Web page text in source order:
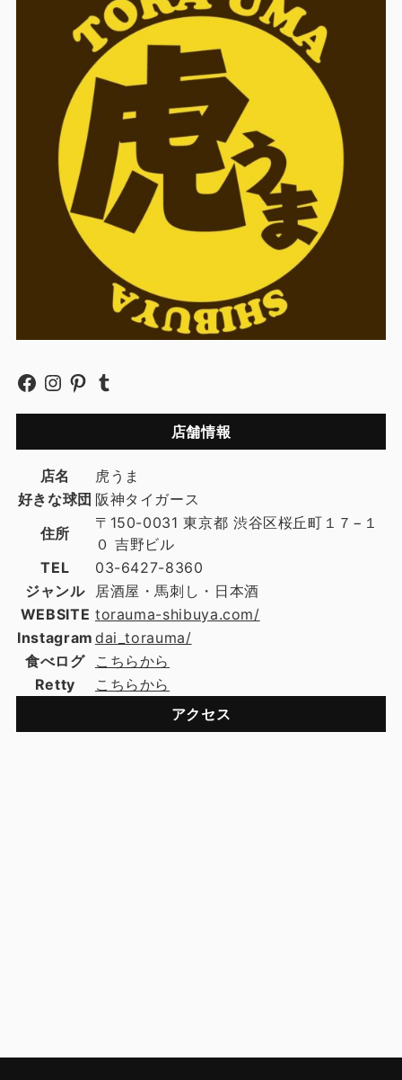
店舗情報
店名
虎うま
好きな球団 阪神タイガース
住所
〒150-0031 東京都 渋谷区桜丘町１７−１
０ 吉野ビル
TEL
03-6427-8360
ジャンル
居酒屋・馬刺し・日本酒
WEBSITE torauma-shibuya.com/
Instagram dai_torauma/
食べログ
こちらから
Retty
こちらから
アクセス